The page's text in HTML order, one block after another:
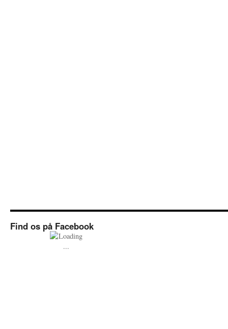
Find os på Facebook